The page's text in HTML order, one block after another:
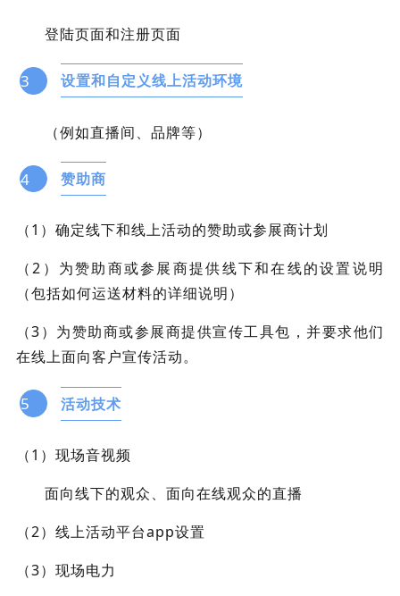
登陆页面和注册页面
3 设置和自定义线上活动环境
（例如直播间、品牌等）
4 赞助商
（1）确定线下和线上活动的赞助或参展商计划
（2）为赞助商或参展商提供线下和在线的设置说明
（包括如何运送材料的详细说明）
（3）为赞助商或参展商提供宣传工具包，并要求他们
在线上面向客户宣传活动。
5 活动技术
（1）现场音视频
面向线下的观众、面向在线观众的直播
（2）线上活动平台app设置
（3）现场电力